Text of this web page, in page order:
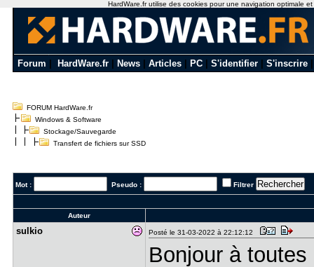
Forum HardWare.fr News Articles PC S'identifier S'inscrire
FORUM HardWare.fr
Windows & Software
Stockage/Sauvegarde
Transfert de fichiers sur SSD
Mot : Pseudo : Filtrer
Auteur
sulkio Posté le 31-03-2022 à 22:12:12
Bonjour à
HardWare.fr utilise des cookies pour une navigation optimale